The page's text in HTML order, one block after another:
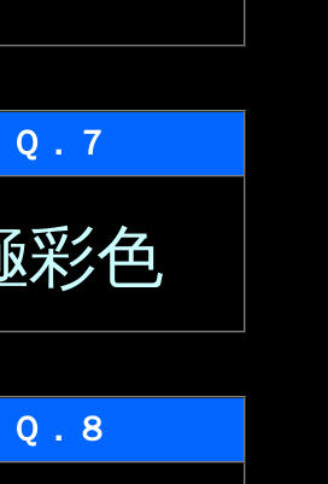
Ｑ．７
彩色
Ｑ．８